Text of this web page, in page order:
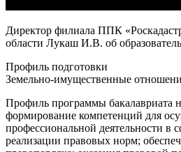
Директор филиала ППК
области Лукаш И.В. об
Профиль подготовки
Земельно-имущественные
Профиль программы бакалавриата
формирование компетенций для
профессиональной деятельности в
реализации правовых норм;